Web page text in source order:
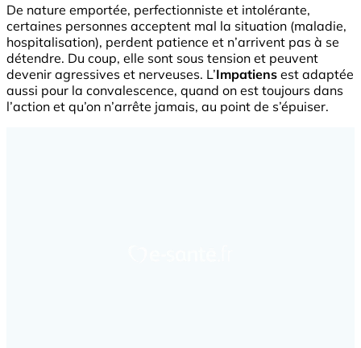
De nature emportée, perfectionniste et intolérante,
certaines personnes acceptent mal la situation (maladie,
hospitalisation), perdent patience et n’arrivent pas à se
détendre. Du coup, elle sont sous tension et peuvent
devenir agressives et nerveuses. L’Impatiens est adaptée
aussi pour la convalescence, quand on est toujours dans
l’action et qu’on n’arrête jamais, au point de s’épuiser.